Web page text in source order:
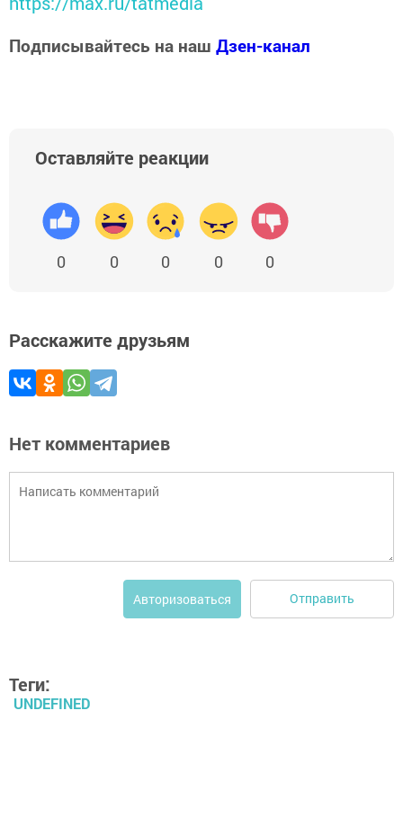
Подписывайтесь на наш Дзен-канал
Оставляйте реакции
0 0 0 0 0
Расскажите друзьям
Нет комментариев
Авторизоваться Отправить
Теги:
UNDEFINED